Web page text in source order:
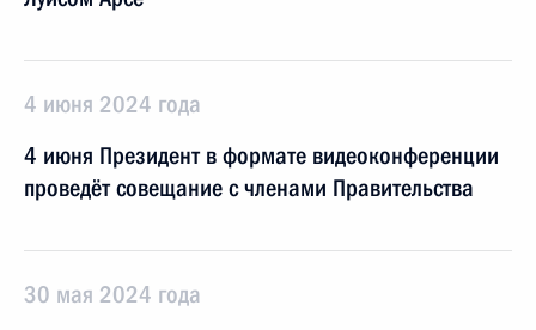
4 июня 2024 года
4 июня Президент в формате видеоконференции
проведёт совещание с членами Правительства
30 мая 2024 года